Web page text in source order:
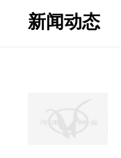
新闻动态